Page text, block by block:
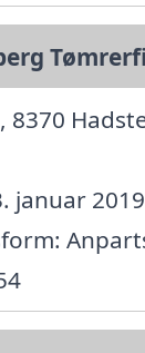
8370
januar